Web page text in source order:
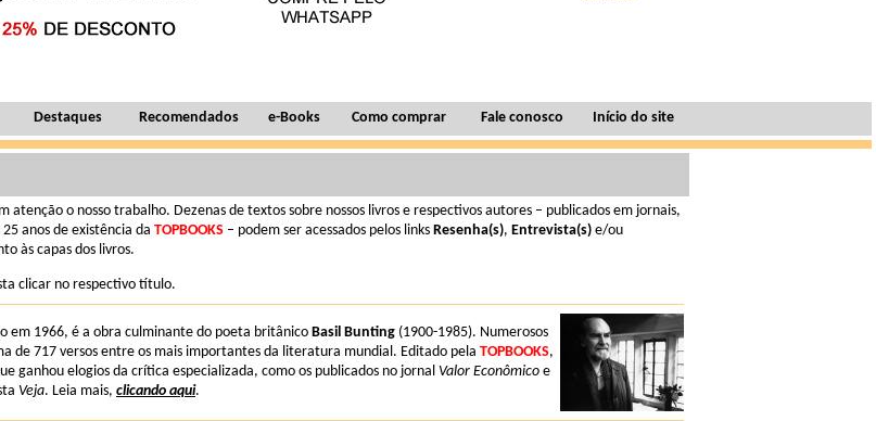
Destaques Recomendados e-Books Como comprar Fale conosco Início do site
atenção o nosso trabalho. Dezenas de textos sobre nossos livros e respectivos autores – publicados em jornais,
anos de existência da TOPBOOKS – podem ser acessados pelos links Resenha(s), Entrevista(s) e/ou
às capas dos livros.
clicar no respectivo título.
em 1966, é a obra culminante do poeta britânico Basil Bunting (1900-1985). Numerosos
de 717 versos entre os mais importantes da literatura mundial. Editado pela TOPBOOKS,
ganhou elogios da crítica especializada, como os publicados no jornalValor Econômico e
Veja. Leia mais, clicando aqui.